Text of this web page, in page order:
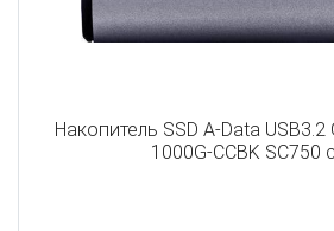
Накопитель SSD A-Data USB3.2
1000G-CCBK SC750